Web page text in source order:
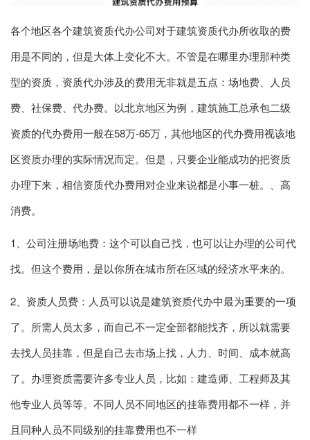
各个地区各个建筑资质代办公司对于建筑资质代办所收取的费
用是不同的，但是大体上变化不大。不管是在哪里办理那种类
型的资质，资质代办涉及的费用无非就是五点：场地费、人员
费、社保费、代办费。以北京地区为例，建筑施工总承包二级
资质的代办费用一般在58万-65万，其他地区的代办费用视该地
区资质办理的实际情况而定。但是，只要企业能成功的把资质
办理下来，相信资质代办费用对企业来说都是小事一桩。、高
消费。
1、公司注册场地费：这个可以自己找，也可以让办理的公司代
找。但这个费用，是以你所在城市所在区域的经济水平来的。
2、资质人员费：人员可以说是建筑资质代办中最为重要的一项
了。所需人员太多，而自己不一定全部都能找齐，所以就需要
去找人员挂靠，但是自己去市场上找，人力、时间、成本就高
了。办理资质需要许多专业人员，比如：建造师、工程师及其
他专业人员等等。不同人员不同地区的挂靠费用都不一样，并
且同种人员不同级别的挂靠费用也不一样